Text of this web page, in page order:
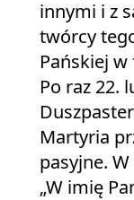
innymi i z
twórcy
Pańskiej
Po raz 22.
Martyria
pasyjne.
„W imię